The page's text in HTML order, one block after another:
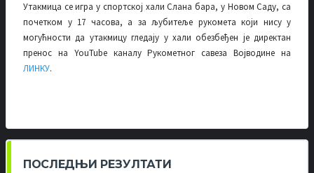
Утакмица се игра у спортској хали Слана бара, у Новом Саду, са
почетком у 17 часова, а за љубитеље рукомета који нису у
могућности да утакмицу гледају у хали обезбеђен је директан
пренос на YouTube каналу Рукометног савеза Војводине на
ЛИНКУ.
ПОСЛЕДЊИ РЕЗУЛТАТИ